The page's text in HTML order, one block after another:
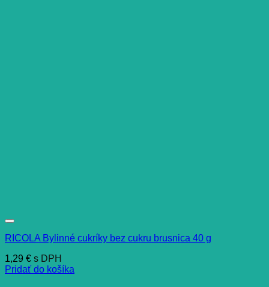
RICOLA Bylinné cukríky bez cukru brusnica 40 g
1,29 € s DPH
Pridať do košíka